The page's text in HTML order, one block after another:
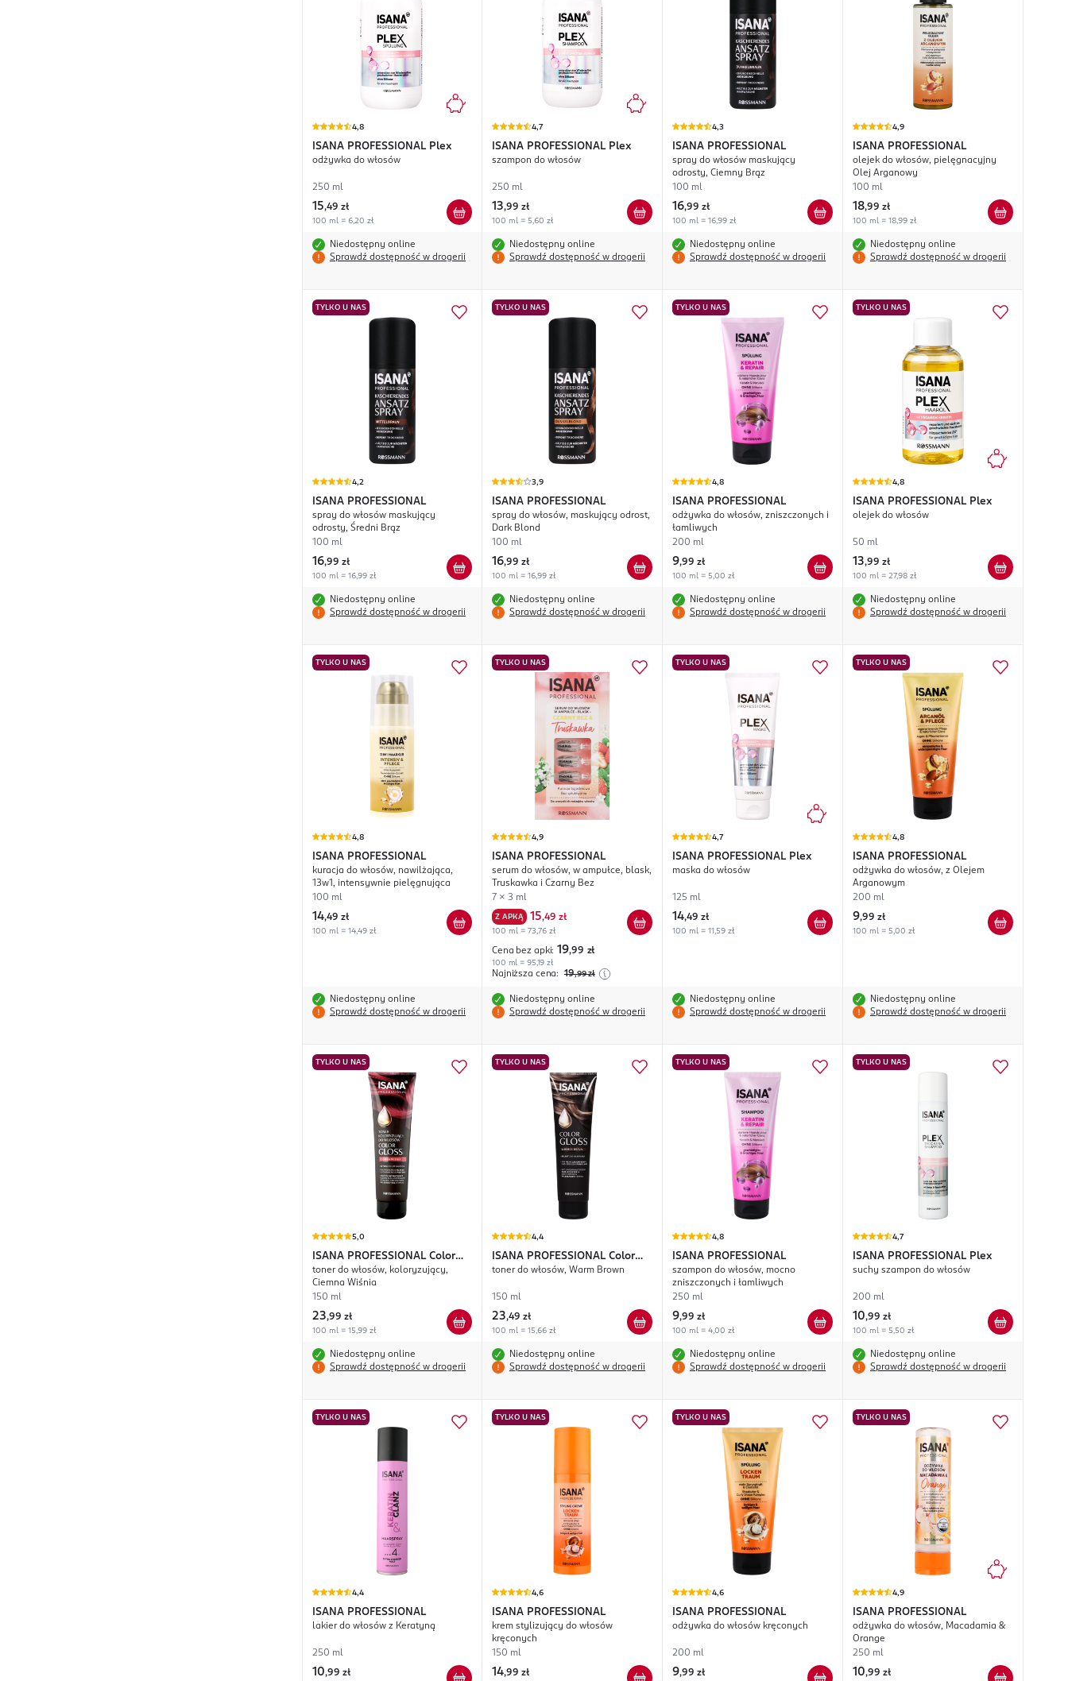
4,8
ISANA PROFESSIONAL Plex
odżywka do włosów
250 ml
15,49 zł
100 ml = 6,20 zł
Niedostępny online
Sprawdź dostępność w drogerii
4,7
ISANA PROFESSIONAL Plex
szampon do włosów
250 ml
13,99 zł
100 ml = 5,60 zł
Niedostępny online
Sprawdź dostępność w drogerii
4,3
ISANA PROFESSIONAL
spray do włosów maskujący
odrosty, Ciemny Brąz
100 ml
16,99 zł
100 ml = 16,99 zł
Niedostępny online
Sprawdź dostępność w drogerii
4,9
ISANA PROFESSIONAL
olejek do włosów, pielęgnacyjny
Olej Arganowy
100 ml
18,99 zł
100 ml = 18,99 zł
Niedostępny online
Sprawdź dostępność w drogerii
TYLKO U NAS
4,2
ISANA PROFESSIONAL
spray do włosów maskujący
odrosty, Średni Brąz
100 ml
16,99 zł
100 ml = 16,99 zł
Niedostępny online
Sprawdź dostępność w drogerii
TYLKO U NAS
3,9
ISANA PROFESSIONAL
spray do włosów, maskujący odrost,
Dark Blond
100 ml
16,99 zł
100 ml = 16,99 zł
Niedostępny online
Sprawdź dostępność w drogerii
TYLKO U NAS
4,8
ISANA PROFESSIONAL
odżywka do włosów, zniszczonych i
łamliwych
200 ml
9,99 zł
100 ml = 5,00 zł
Niedostępny online
Sprawdź dostępność w drogerii
TYLKO U NAS
4,8
ISANA PROFESSIONAL Plex
olejek do włosów
50 ml
13,99 zł
100 ml = 27,98 zł
Niedostępny online
Sprawdź dostępność w drogerii
TYLKO U NAS
4,8
ISANA PROFESSIONAL
kuracja do włosów, nawilżająca,
13w1, intensywnie pielęgnująca
100 ml
14,49 zł
100 ml = 14,49 zł
Niedostępny online
Sprawdź dostępność w drogerii
TYLKO U NAS
4,9
ISANA PROFESSIONAL
serum do włosów, w ampułce, blask,
Truskawka i Czarny Bez
7 x 3 ml
Z APKĄ 15,49 zł
100 ml = 73,76 zł
Cena bez apki: 19,99 zł
100 ml = 95,19 zł
Najniższa cena: 19,99 zł
Niedostępny online
Sprawdź dostępność w drogerii
TYLKO U NAS
4,7
ISANA PROFESSIONAL Plex
maska do włosów
125 ml
14,49 zł
100 ml = 11,59 zł
Niedostępny online
Sprawdź dostępność w drogerii
TYLKO U NAS
4,8
ISANA PROFESSIONAL
odżywka do włosów, z Olejem
Arganowym
200 ml
9,99 zł
100 ml = 5,00 zł
Niedostępny online
Sprawdź dostępność w drogerii
TYLKO U NAS
5,0
ISANA PROFESSIONAL Color
Gloss
toner do włosów, koloryzujący,
Ciemna Wiśnia
150 ml
23,99 zł
100 ml = 15,99 zł
Niedostępny online
Sprawdź dostępność w drogerii
TYLKO U NAS
4,4
ISANA PROFESSIONAL Color
Gloss
toner do włosów, Warm Brown
150 ml
23,49 zł
100 ml = 15,66 zł
Niedostępny online
Sprawdź dostępność w drogerii
TYLKO U NAS
4,8
ISANA PROFESSIONAL
szampon do włosów, mocno
zniszczonych i łamliwych
250 ml
9,99 zł
100 ml = 4,00 zł
Niedostępny online
Sprawdź dostępność w drogerii
TYLKO U NAS
4,7
ISANA PROFESSIONAL Plex
suchy szampon do włosów
200 ml
10,99 zł
100 ml = 5,50 zł
Niedostępny online
Sprawdź dostępność w drogerii
TYLKO U NAS
4,4
ISANA PROFESSIONAL
lakier do włosów z Keratyną
250 ml
10,99 zł
TYLKO U NAS
4,6
ISANA PROFESSIONAL
krem stylizujący do włosów
kręconych
150 ml
14,99 zł
TYLKO U NAS
4,6
ISANA PROFESSIONAL
odżywka do włosów kręconych
200 ml
9,99 zł
TYLKO U NAS
4,9
ISANA PROFESSIONAL
odżywka do włosów, Macadamia &
Orange
250 ml
10,99 zł